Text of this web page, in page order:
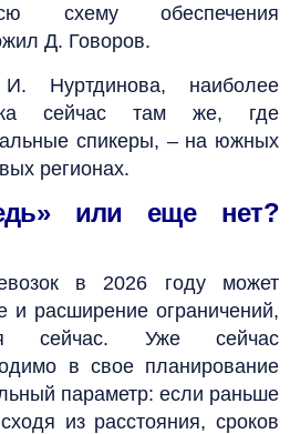
схему обеспечения
Д. Говоров.
Нуртдинова, наиболее
сейчас там же, где
спикеры, – на южных
регионах.
или еще нет?
в 2026 году может
и расширение ограничений,
сейчас. Уже сейчас
в свое планирование
параметр: если раньше
из расстояния, сроков